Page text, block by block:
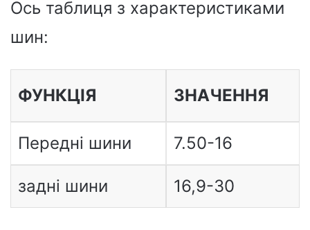
Ось таблиця з характеристиками
шин:
ФУНКЦІЯ ЗНАЧЕННЯ
Передні шини 7.50-16
задні шини 16,9-30